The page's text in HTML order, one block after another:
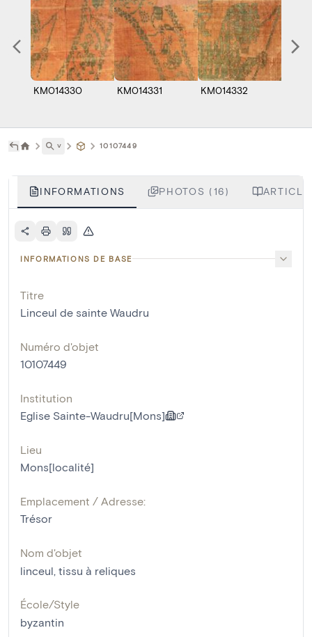
KM014330 KM014331 KM014332
˅ 10107449
INFORMATIONS PHOTOS (16)
INFORMATIONS DE BASE
Titre
Linceul de sainte Waudru
Numéro d'objet
10107449
Institution
Eglise Sainte-Waudru[Mons]
Lieu
Mons[localité]
Emplacement / Adresse:
Trésor
Nom d'objet
linceul tissu à reliques
École/Style
byzantin